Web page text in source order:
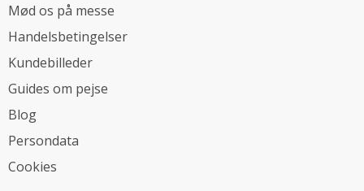
Mød os på messe
Handelsbetingelser
Kundebilleder
Guides om pejse
Blog
Persondata
Cookies